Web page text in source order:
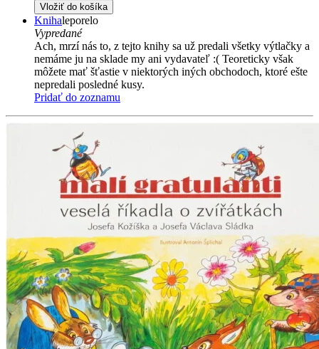
Vložiť do košíka
Knihaleporelo
Vypredané
Ach, mrzí nás to, z tejto knihy sa už predali všetky výtlačky a
nemáme ju na sklade my ani vydavateľ :( Teoreticky však
môžete mať šťastie v niektorých iných obchodoch, ktoré ešte
nepredali posledné kusy.
Pridať do zoznamu